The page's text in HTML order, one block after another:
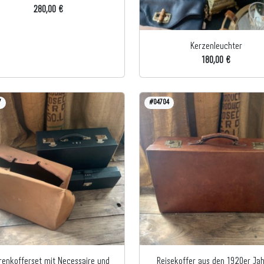
280,00 €
Kerzenleuchter
180,00 €
mit Necessaire und
#04704
Reisekoffer aus den 1920er